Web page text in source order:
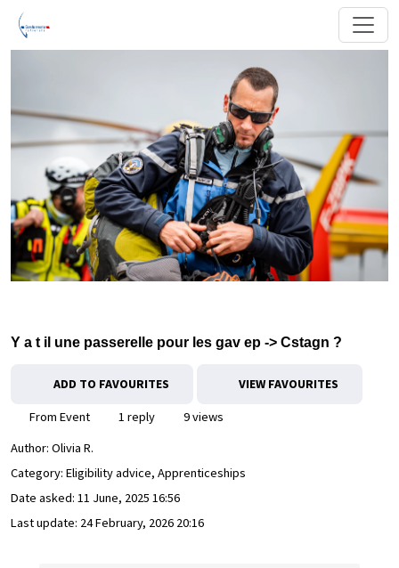
Y a t il une passerelle pour les gav ep -> Cstagn ?
ADD TO FAVOURITES VIEW FAVOURITES
From Event 1 reply
9 views
Author: Olivia R.
Category: Eligibility advice, Apprenticeships
Date asked: 11 June, 2025 16:56
Last update: 24 February, 2026 20:16